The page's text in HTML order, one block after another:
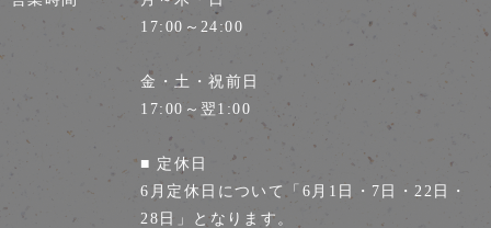
17:00～24:00
金・土・祝前日
17:00～翌1:00
■ 定休日
6月定休日について「6月1日・7日・22日・
28日」となります。